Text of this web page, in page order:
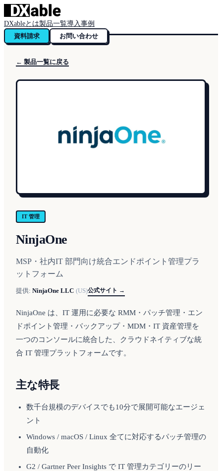
DXableとは製品一覧導入事例
資料請求
お問い合わせ
← 製品一覧に戻る
IT 管理
NinjaOne
MSP・社内IT 部門向け統合エンドポイント管理プラ
ットフォーム
提供: NinjaOne LLC (US)公式サイト →
NinjaOne は、IT 運用に必要な RMM・パッチ管理・エン
ドポイント管理・バックアップ・MDM・IT 資産管理を
一つのコンソールに統合した、クラウドネイティブな統
合 IT 管理プラットフォームです。
主な特長
数千台規模のデバイスでも10分で展開可能なエージェ
ント
Windows / macOS / Linux 全てに対応するパッチ管理の
自動化
G2 / Gartner Peer Insights で IT 管理カテゴリーのリー